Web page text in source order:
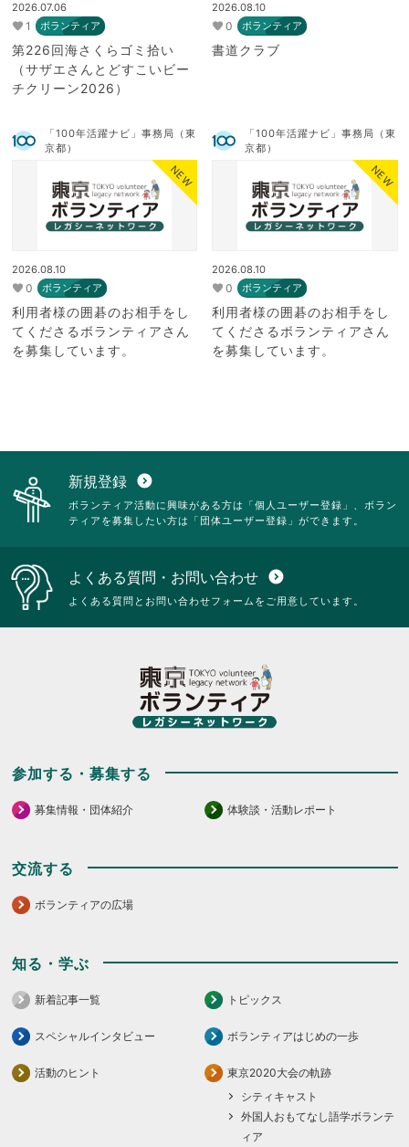
2026.07.06
1 ボランティア
第226回海さくらゴミ拾い
（サザエさんとどすこいビー
チクリーン2026）
2026.08.10
0 ボランティア
書道クラブ
「100年活躍ナビ」事務局（東
京都）
NEW
2026.08.10
0 ボランティア
利用者様の囲碁のお相手をし
てくださるボランティアさん
を募集しています。
「100年活躍ナビ」事務局（東
京都）
NEW
2026.08.10
0 ボランティア
利用者様の囲碁のお相手をし
てくださるボランティアさん
を募集しています。
新規登録 expand_circle_down
ボランティア活動に興味がある方は「個人ユーザー登録」、ボラン
ティアを募集したい方は「団体ユーザー登録」ができます。
よくある質問・お問い合わせ expand_circle_down
よくある質問とお問い合わせフォームをご用意しています。
参加する・募集する
募集情報・団体紹介 体験談・活動レポート
交流する
ボランティアの広場
知る・学ぶ
新着記事一覧 トピックス
スペシャルインタビュー ボランティアはじめの一歩
活動のヒント
東京2020大会の軌跡
シティキャスト
外国人おもてなし語学ボランテ
ィア